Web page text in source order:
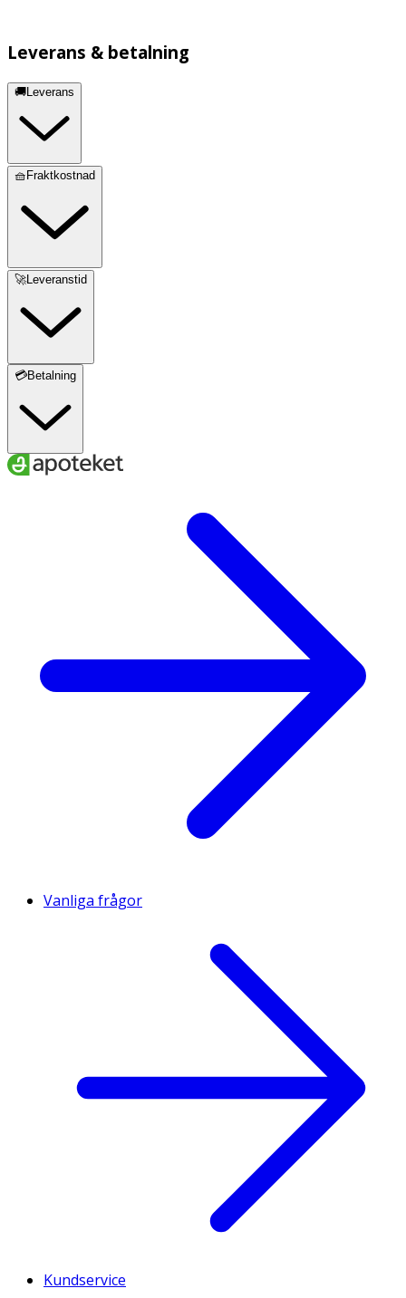
Leverans & betalning
🚚Leverans
🧺Fraktkostnad
🚀Leveranstid
💳Betalning
Vanliga frågor
Kundservice